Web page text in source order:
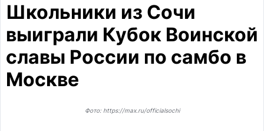
Школьники из Сочи
выиграли Кубок Воинской
славы России по самбо в
Москве
Фото: https://max.ru/officialsochi